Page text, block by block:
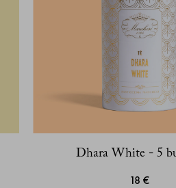
Dhara White - 5
18 €